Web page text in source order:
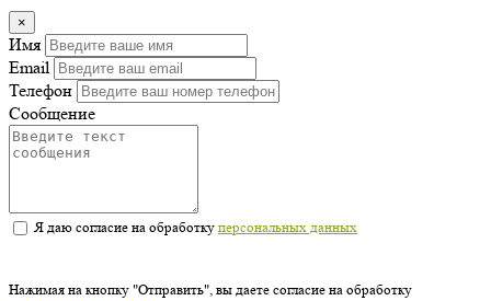
×
Имя
Email
Телефон
Сообщение
Я даю согласие на обработку персональных данных
Нажимая на кнопку "Отправить", вы даете согласие на обработку